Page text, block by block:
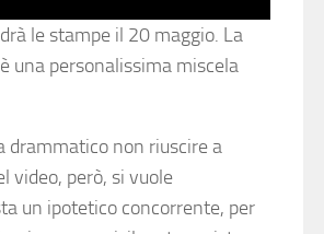
le stampe il 20 maggio. La
una personalissima miscela
drammatico non riuscire a
video, però, si vuole
un ipotetico concorrente, per